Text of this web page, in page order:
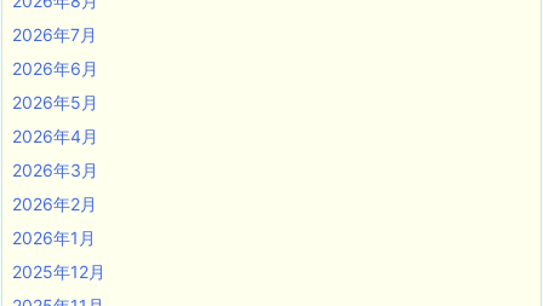
2026年7月
2026年6月
2026年5月
2026年4月
2026年3月
2026年2月
2026年1月
2025年12月